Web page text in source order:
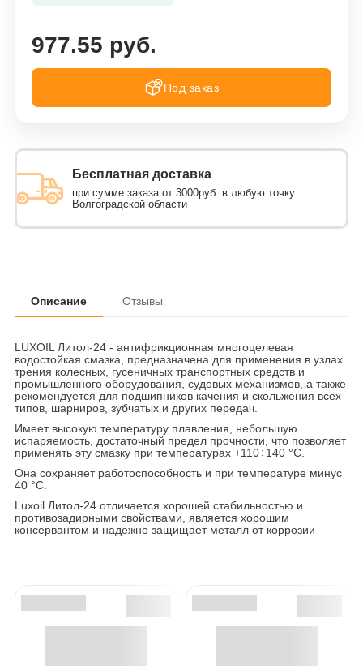
977.55 руб.
Под заказ
Бесплатная доставка
при сумме заказа от 3000руб. в любую точку
Волгоградской области
Описание Отзывы
LUXOIL Литол-24 - антифрикционная многоцелевая
водостойкая смазка, предназначена для применения в узлах
трения колесных, гусеничных транспортных средств и
промышленного оборудования, судовых механизмов, а также
рекомендуется для подшипников качения и скольжения всех
типов, шарниров, зубчатых и других передач.
Имеет высокую температуру плавления, небольшую
испаряемость, достаточный предел прочности, что позволяет
применять эту смазку при температурах +110÷140 °С.
Она сохраняет работоспособность и при температуре минус
40 °С.
Luxoil Литол-24 отличается хорошей стабильностью и
противозадирными свойствами, является хорошим
консервантом и надежно защищает металл от коррозии